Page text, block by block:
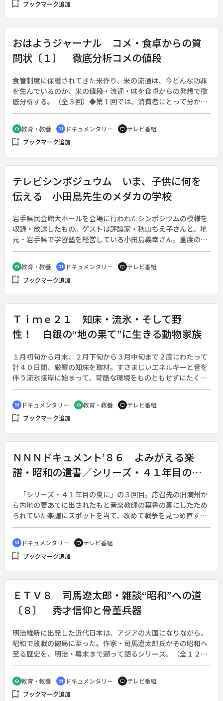
地域おこしに取りくむ多くの若者達がいる。１４８５団体、１
１０年記念特別番組。◆（※保存原版に起因する映像の乱れが
有ります。ご了承ください。）
bookmark_add ブックマーク追加
おはようジャーナル コメ・食卓からの質
問状〔１〕 徹底分析コメの値段
食管制度に保護されてきた米作り、米の流通は、今どんな功罪
を生んでいるのか、米の値段・流通・味を食卓からの発想で徹
底分析する。（全３回）◆第１回では、消費者にとって分かり
にくい米の値段はいったいどの様にして決められているのか、
自主流通米、自由米（ヤミ米）の現状などのルポからその仕組
みを探っていく。
school 教育・教養 cinematic_blur ドキュメンタリー tv テレビ番組
bookmark_add ブックマーク追加
テレビシンポジュウム いま、子供に何を
伝える 小田島先生のメダカの学校
岩手県民会館大ホールを会場に行われたシンポジウムの模様を
収録・放送したもの。ゲストは評論家・秋山ちえ子さんと、地
元・岩手県で学習塾を経営している小田島義幸さん。重度の身
体障害者である小田島さんと子供たちとのふれあいを紹介しな
がら、いま子供たちに伝えるものは何かを語りあう。昭和６１
年度民教協北海道・東北地区大会公開記念番組。
school 教育・教養 cinematic_blur ドキュメンタリー tv テレビ番組
bookmark_add ブックマーク追加
Ｔｉｍｅ２１ 知床・流氷・そして野
性！ 白銀の“地の果て”に生きる動物家族
１月初旬から月末、２月下旬から３月中旬まで２度にわたって
計４０日間、厳寒の知床を取材。すさまじいエネルギーと音を
伴う流氷接岸に始まって、苛酷な環境をものともせずにたくま
しく生きぬく動物たち、氷雪のつくる自然の造形美、凍りつい
た滝、樹氷、ダイヤモンドダストなどを紹介しながら知床の自
然の持つ厳しさ、美しさを描く。
cinematic_blur ドキュメンタリー school 教育・教養 tv テレビ番組
bookmark_add ブックマーク追加
ＮＮＮドキュメント’８６ よみがえる楽
譜・昭和の遺書／シリーズ・４１年目の夏
「シリーズ・４１年目の夏に」の３回目。応召先の旧満州か
ら内地の妻あてに出されたもと音楽教師の葉書の裏にしたため
られていた楽譜にスポットを当て、改めて戦争を見つめ直す。
シリーズ４１年目の夏に。◆読売新聞が募集した“昭和の遺
書”には約千通の応募があった。佐倉久隆さんもそのひとり。
望郷の思いを込めて軍事郵便葉書にしたためられていた父の歌
を、一人でも多くの子供たちに歌ってほしいと思ったのがきっ
いたが、１９４１年（昭和１６）に召集を受け中国大陸へ向か
い、戦後になって現在の黒竜江省の地で病死、帰らぬ人となっ
た。久隆さんの思いを受け、かつて晴夫さんが教えていた小学
校に唱歌「遠足」が響いた。
cinematic_blur ドキュメンタリー tv テレビ番組
bookmark_add ブックマーク追加
ＥＴＶ８ 司馬遼太郎・雑談“昭和”への道
〔８〕 秀才信仰と骨董兵器
明治維新に出発した近代日本は、アジアの大国になりながら、
昭和で敗戦の破局に至った。作家・司馬遼太郎氏がその昭和へ
至る歴史を、明治・幕末まで遡って語るシリーズ。（全１２
回）◆第１次世界大戦で、世界の兵器は一変したのに、日本陸
軍は日露戦争の時と変わらぬ骨とう品のような兵器と戦術で、
連合軍と戦った。軍の中枢にいた一握りの秀才軍人たちは、な
ぜ「おとぎの軍隊」で戦うことを疑わなかったのか。魔法にか
school 教育・教養 cinematic_blur ドキュメンタリー tv テレビ番組
bookmark_add ブックマーク追加